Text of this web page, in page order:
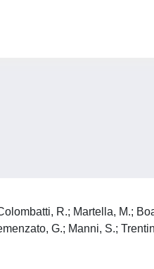
R.; Martella, M.;
G.; Manni, S.;